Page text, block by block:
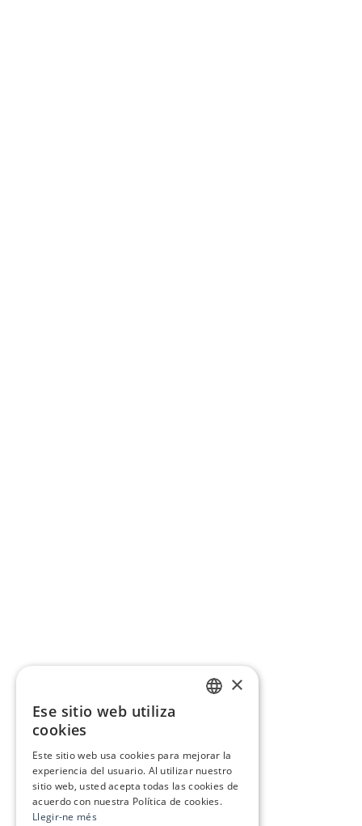
×
Ese sitio web utiliza
cookies
Este sitio web usa cookies para mejorar la
experiencia del usuario. Al utilizar nuestro
sitio web, usted acepta todas las cookies de
acuerdo con nuestra Política de cookies.
Llegir-ne més